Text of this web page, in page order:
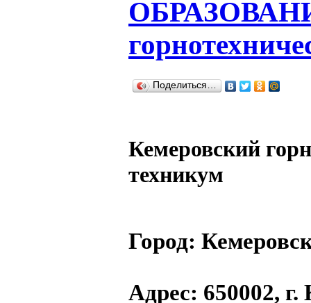
Поделиться…
Кемеровский
техникум
Город:
Адрес: 650002,